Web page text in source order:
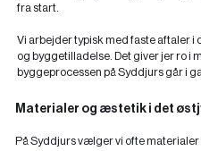
fra start.
Vi arbejder typisk med faste aftaler
og byggetilladelse. Det giver jer ro i
byggeprocessen på Syddjurs går i
Materialer og æstetik i det
På Syddjurs vælger vi ofte